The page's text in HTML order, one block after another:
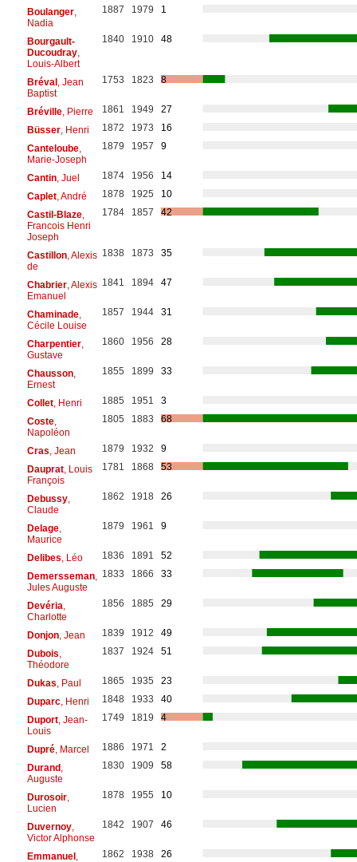
Boulanger,
Nadia
1887 1979 1
Bourgault-
Ducoudray,
Louis-Albert
1840 1910 48
Bréval, Jean
Baptist
1753 1823 8
Bréville, Pierre 1861 1949
27
Büsser, Henri 1872 1973
16
Canteloube,
Marie-Joseph
1879 1957 9
Cantin, Juel 1874 1956
14
Caplet, André 1878 1925
10
Castil-Blaze,
Francois Henri
Joseph
1784 1857 42
Castillon, Alexis
de
1838 1873 35
Chabrier, Alexis
Emanuel
1841 1894 47
Chaminade,
Cécile Louise
1857 1944 31
Charpentier,
Gustave
1860 1956 28
Chausson,
Ernest
1855 1899 33
Collet, Henri 1885 1951
3
Coste,
Napoléon
1805 1883 68
Cras , Jean 1879 1932
9
Dauprat, Louis
François
1781 1868 53
Debussy,
Claude
1862 1918 26
Delage,
Maurice
1879 1961 9
Delibes , Léo 1836 1891
52
Demersseman,
Jules Auguste
1833 1866 33
Devéria
Charlotte
1856 1885 29
Donjon, Jean 1839 1912
49
Dubois
Théodore
1837 1924 51
Dukas , Paul 1865 1935
23
Duparc, Henri 1848 1933
40
Duport, Jean-
Louis
1749 1819 4
Dupré, Marcel 1886 1971
2
Durand,
Auguste
1830 1909 58
Durosoir,
Lucien
1878 1955 10
Duvernoy,
Victor Alphonse
1842 1907 46
Emmanuel,
1862 1938 26